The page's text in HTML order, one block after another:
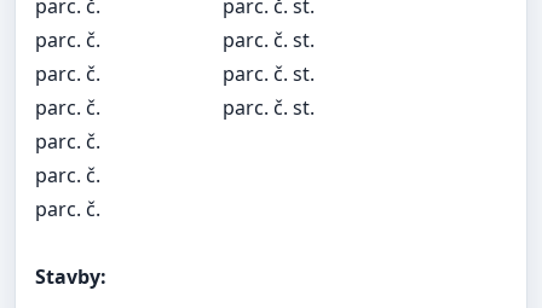
parc. č.
parc. č. st.
parc. č.
parc. č. st.
parc. č.
parc. č. st.
parc. č.
parc. č. st.
parc. č.
parc. č.
parc. č.
Stavby: